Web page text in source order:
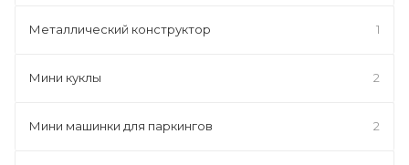
Металлический конструктор 1
Мини куклы 2
Мини машинки для паркингов 2